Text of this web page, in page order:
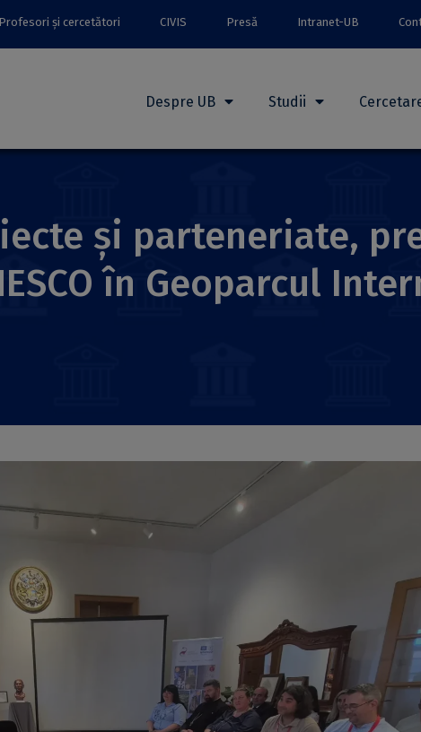
Profesori și cercetători CIVIS Presă Intranet-UB
Despre UB Studii
și parteneriate,
în Geoparcul